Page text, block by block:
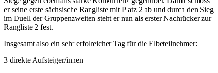
er seine erste sächsische Rangliste mit Platz 2 ab und durch den Sieg
im Duell der Gruppenzweiten steht er nun als erster Nachrücker zur
Rangliste 2 fest.
Insgesamt also ein sehr erfolreicher Tag für die Elbeteilnehmer:
3 direkte Aufsteiger/innen